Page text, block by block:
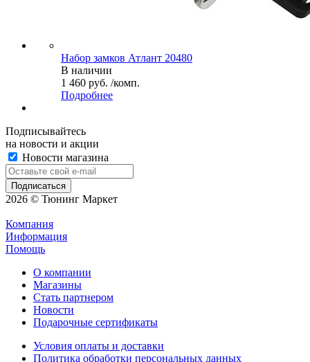
Набор замков Атлант 20480
В наличии
1 460 руб. /комп.
Подробнее
Подписывайтесь
на новости и акции
Новости магазина
2026 © Тюнинг Маркет
Компания
Информация
Помощь
О компании
Магазины
Стать партнером
Новости
Подарочные сертификаты
Условия оплаты и доставки
Политика обработки персональных данных